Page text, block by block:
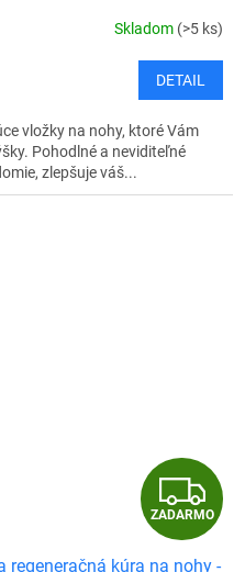
Skladom (>5 ks)
DETAIL
vložky na nohy, ktoré Vám
Pohodlné a neviditeľné
zlepšuje váš...
Z
A
ZADARMO
regeneračná kúra na nohy -